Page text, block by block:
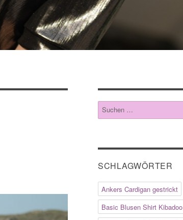
Suche
nach:
SCHLAGWÖRTER
Ankers Cardigan gestrickt
Basic Blusen Shirt Kibadoo